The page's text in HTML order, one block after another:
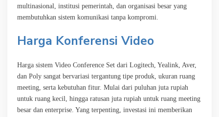
multinasional, institusi pemerintah, dan organisasi besar yang
membutuhkan sistem komunikasi tanpa kompromi.
Harga Konferensi Video
Harga sistem Video Conference Set dari Logitech, Yealink, Aver,
dan Poly sangat bervariasi tergantung tipe produk, ukuran ruang
meeting, serta kebutuhan fitur. Mulai dari puluhan juta rupiah
untuk ruang kecil, hingga ratusan juta rupiah untuk ruang meeting
besar dan enterprise. Yang terpenting, investasi ini memberikan